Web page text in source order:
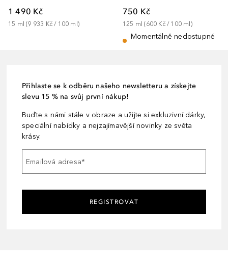
1 490 Kč
15 ml (9 933 Kč / 100 ml )
750 Kč
125 ml (600 Kč / 100 ml )
Momentálně nedostupné
Přihlaste se k odběru našeho newsletteru a získejte
slevu 15 % na svůj první nákup!
Buďte s námi stále v obraze a užijte si exkluzivní dárky,
speciální nabídky a nejzajímavější novinky ze světa
krásy.
Emailová adresa*
REGISTROVAT